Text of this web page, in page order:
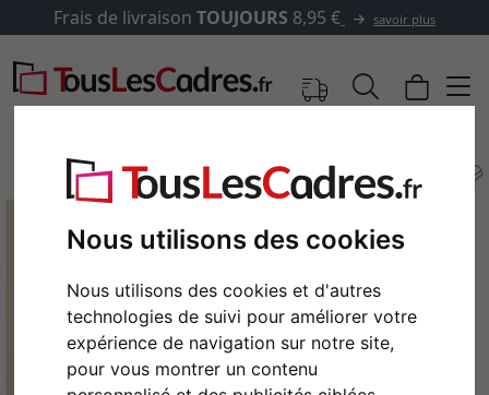
Nous utilisons des cookies
Nous utilisons des cookies et d'autres
technologies de suivi pour améliorer votre
expérience de navigation sur notre site,
pour vous montrer un contenu
Frais de livraison TOUJOURS 8,95 € savoir plus